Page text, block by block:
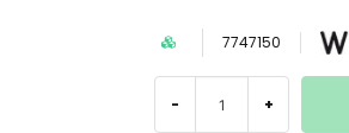
7747150
- +